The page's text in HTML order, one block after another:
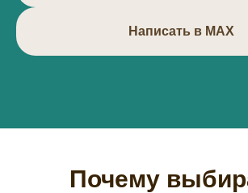
Написать в МАХ
Почему